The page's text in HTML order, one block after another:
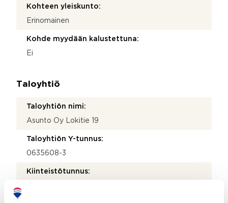
Kohteen yleiskunto:
Erinomainen
Kohde myydään kalustettuna:
Ei
Taloyhtiö
Taloyhtiön nimi:
Asunto Oy Lokitie 19
Taloyhtiön Y-tunnus:
0635608-3
Kiinteistötunnus: